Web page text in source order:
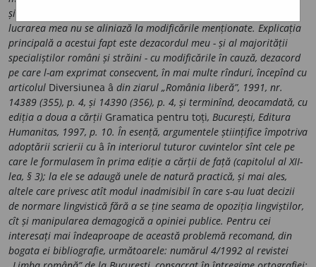
și la trei forme ale verbului
lucrarea mea nu se aliniază la modificările menționate. Explicația
principală a acestui fapt este dezacordul meu - și al majorității
specialiștilor români și străini - cu modificările în cauză, dezacord
pe care l-am exprimat consecvent, în mai multe rînduri, începînd cu
articolul Diversiunea â din ziarul „România liberă”, 1991, nr.
14389 (355), p. 4, și 14390 (356), p. 4, și terminînd, deocamdată, cu
ediția a doua a cărții Gramatica pentru toți, București, Editura
Humanitas, 1997, p. 10. În esență, argumentele științifice împotriva
adoptării scrierii cu â în interiorul tuturor cuvintelor sînt cele pe
care le formulasem în prima ediție a cărții de față (capitolul al XII-
lea, § 3); la ele se adaugă unele de natură practică, și mai ales,
altele care privesc atît modul inadmisibil în care s-au luat decizii
de normare lingvistică fără a se ține seama de opoziția lingviștilor,
cît și manipularea demagogică a opiniei publice. Pentru cei
interesați mai îndeaproape de această problemă recomand, din
bogata ei bibliografie, următoarele: numărul 4/1992 al revistei